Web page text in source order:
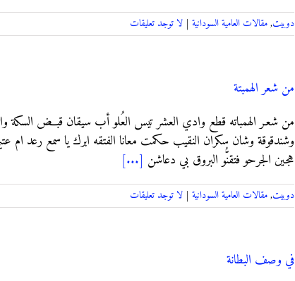
دوبيت,مقالات العامية السودانية | لا توجد تعليقات
من شعر الهمبتة
من شعـر الهمباته قطع وادي العشر تيس العُلو أب سيقان قبــض السكة
وشندقوقة وشان سكران النقيب حكمت معانا الفتقه ابرك يا سمع رعد ام
هجين الجرحو فتقنُّو البروق بي دعاشن [...]
دوبيت,مقالات العامية السودانية | لا توجد تعليقات
في وصف البطانة